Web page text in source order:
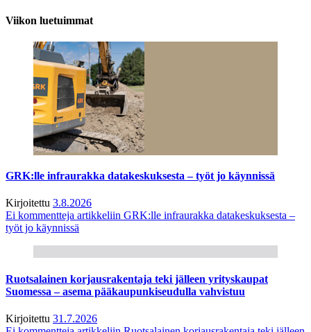
Viikon luetuimmat
GRK:lle infraurakka datakeskuksesta – työt jo käynnissä
Kirjoitettu 3.8.2026
Ei kommentteja artikkeliin GRK:lle infraurakka datakeskuksesta –
työt jo käynnissä
Ruotsalainen korjausrakentaja teki jälleen yrityskaupat
Suomessa – asema pääkaupunkiseudulla vahvistuu
Kirjoitettu 31.7.2026